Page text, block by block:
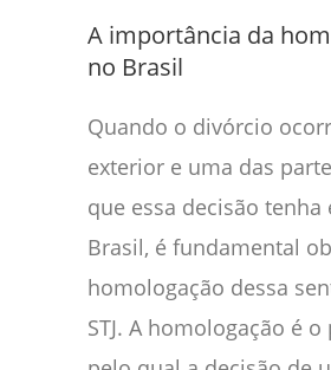
A importância da
no Brasil
Quando o divórcio
exterior e uma das
que essa decisão tenha
Brasil, é fundamental
homologação dessa
STJ. A homologação é o